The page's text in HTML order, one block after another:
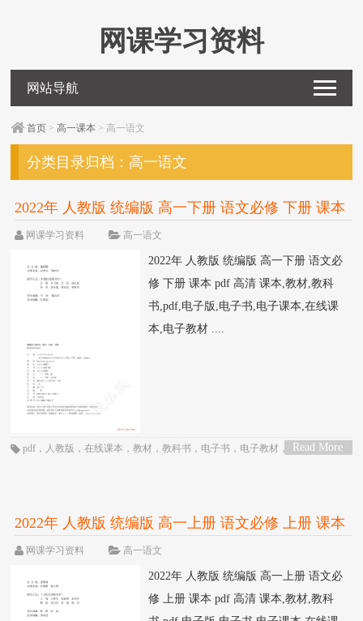
网课学习资料
网站导航
首页 >高一课本 > 高一语文
分类目录归档： 高一语文
2022年 人教版 统编版 高一下册 语文必修 下册 课本
pdf 高清
网课学习资料 高一语文
2022年 人教版 统编版 高一下册 语文必
修 下册 课本 pdf 高清 课本,教材,教科
书,pdf,电子版,电子书,电子课本,在线课
本,电子教材 ....
Read More
pdf ， 人教版 ，在线课本 ，教材 ，教科书 ， 电子书 ， 电子教材 ， 电子版 ，电
2022年 人教版 统编版 高一上册 语文必修 上册 课本
pdf 高清
网课学习资料 高一语文
2022年 人教版 统编版 高一上册 语文必
修 上册 课本 pdf 高清 课本,教材,教科